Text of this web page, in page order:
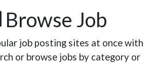
Browse Job
job posting sites at once with
or browse jobs by category or